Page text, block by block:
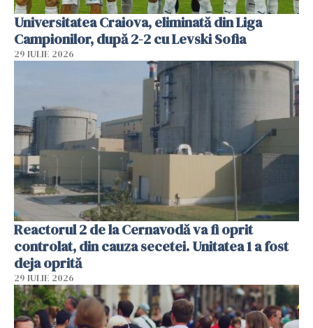
Universitatea Craiova, eliminată din Liga
Campionilor, după 2-2 cu Levski Sofia
29 IULIE 2026
Reactorul 2 de la Cernavodă va fi oprit
controlat, din cauza secetei. Unitatea 1 a fost
deja oprită
29 IULIE 2026